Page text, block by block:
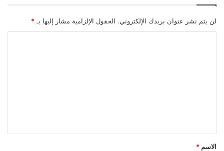
لن يتم نشر عنوان بريدك الإلكتروني. الحقول الإلزامية مشار إليها بـ *
*
الاسم *